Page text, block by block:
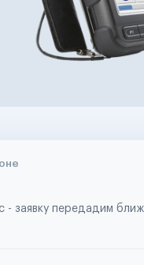
- заявку передадим